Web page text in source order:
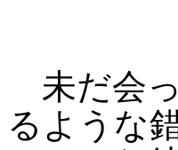
未だ会
るような